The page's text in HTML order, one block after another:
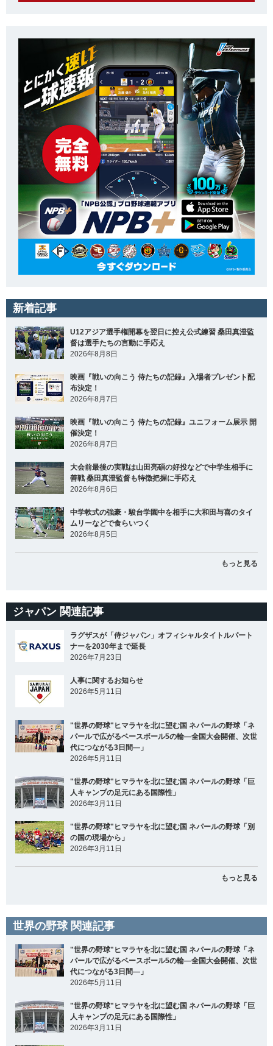
新着記事
U12アジア選手権開幕を翌日に控え公式練習 桑田真澄監
督は選手たちの言動に手応え
2026年8月8日
映画『戦いの向こう 侍たちの記録』入場者プレゼント配
布決定！
2026年8月7日
映画『戦いの向こう 侍たちの記録』ユニフォーム展示 開
催決定！
2026年8月7日
大会前最後の実戦は山田亮碩の好投などで中学生相手に
善戦 桑田真澄監督も特徴把握に手応え
2026年8月6日
中学軟式の強豪・駿台学園中を相手に大和田与喜のタイ
ムリーなどで食らいつく
2026年8月5日
もっと見る
ジャパン 関連記事
ラグザスが「侍ジャパン」オフィシャルタイトルパート
ナーを2030年まで延長
2026年7月23日
人事に関するお知らせ
2026年5月11日
"世界の野球"ヒマラヤを北に望む国 ネパールの野球「ネ
パールで広がるベースボール5の輪―全国大会開催、次世
代につながる3日間―」
2026年5月11日
"世界の野球"ヒマラヤを北に望む国 ネパールの野球「巨
人キャンプの足元にある国際性」
2026年3月11日
"世界の野球"ヒマラヤを北に望む国 ネパールの野球「別
の国の現場から」
2026年3月11日
もっと見る
世界の野球 関連記事
"世界の野球"ヒマラヤを北に望む国 ネパールの野球「ネ
パールで広がるベースボール5の輪―全国大会開催、次世
代につながる3日間―」
2026年5月11日
"世界の野球"ヒマラヤを北に望む国 ネパールの野球「巨
人キャンプの足元にある国際性」
2026年3月11日